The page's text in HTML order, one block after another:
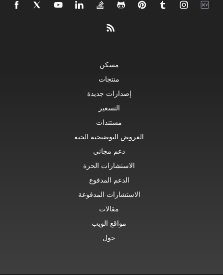
مسكن
منتجات
إصدارات جديدة
التسعير
مستندات
العروض التوضيحية الحية
دعم مجاني
الاستشارات الحرة
الدعم المدفوع
الاستشارات المدفوعة
مقالات
مواقع الويب
حول